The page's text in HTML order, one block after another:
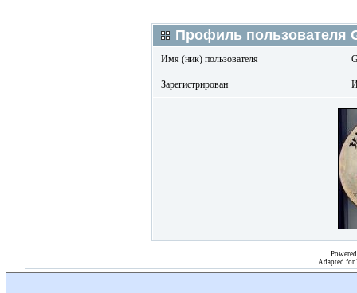
Профиль пользователя
Имя (ник) пользователя
Зарегистрирован
Adapted for